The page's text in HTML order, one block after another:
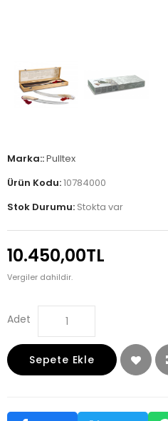
Marka::Pulltex
Ürün Kodu:10784000
Stok Durumu: Stokta var
10.450,00TL
Vergiler dahildir.
Adet
Sepete Ekle